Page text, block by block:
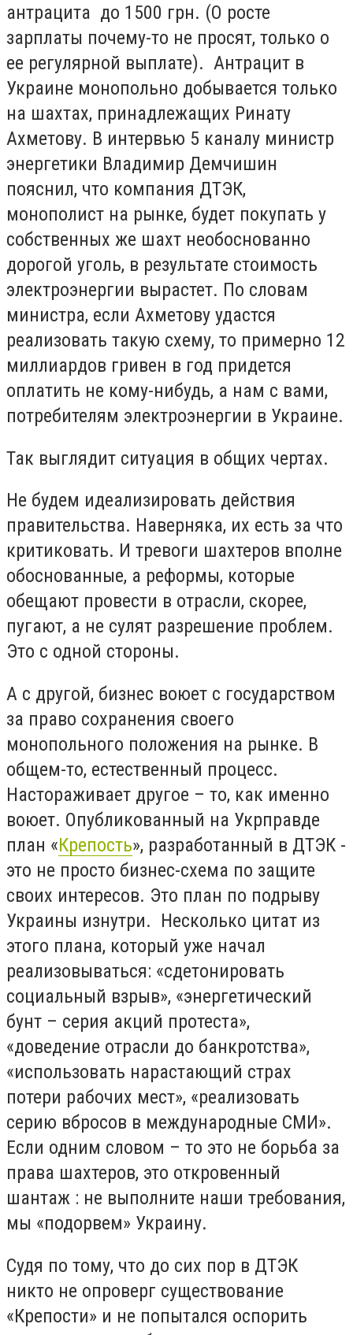
антрацита до 1500 грн. (О росте
зарплаты почему-то не просят, только о
ее регулярной выплате). Антрацит в
Украине монопольно добывается только
на шахтах, принадлежащих Ринату
Ахметову. В интервью 5 каналу министр
энергетики Владимир Демчишин
пояснил, что компания ДТЭК,
монополист на рынке, будет покупать у
собственных же шахт необоснованно
дорогой уголь, в результате стоимость
электроэнергии вырастет. По словам
министра, если Ахметову удастся
реализовать такую схему, то примерно 12
миллиардов гривен в год придется
оплатить не кому-нибудь, а нам с вами,
потребителям электроэнергии в Украине.
Так выглядит ситуация в общих чертах.
Не будем идеализировать действия
правительства. Наверняка, их есть за что
критиковать. И тревоги шахтеров вполне
обоснованные, а реформы, которые
обещают провести в отрасли, скорее,
пугают, а не сулят разрешение проблем.
Это с одной стороны.
А с другой, бизнес воюет с государством
за право сохранения своего
монопольного положения на рынке. В
общем-то, естественный процесс.
Настораживает другое – то, как именно
воюет. Опубликованный на Укрправде
план «Крепость», разработанный в ДТЭК -
это не просто бизнес-схема по защите
своих интересов. Это план по подрыву
Украины изнутри. Несколько цитат из
этого плана, который уже начал
реализовываться: «сдетонировать
социальный взрыв», «энергетический
бунт – серия акций протеста»,
«доведение отрасли до банкротства»,
«использовать нарастающий страх
потери рабочих мест», «реализовать
серию вбросов в международные СМИ».
Если одним словом – то это не борьба за
права шахтеров, это откровенный
шантаж : не выполните наши требования,
мы «подорвем» Украину.
Судя по тому, что до сих пор в ДТЭК
никто не опроверг существование
«Крепости» и не попытался оспорить